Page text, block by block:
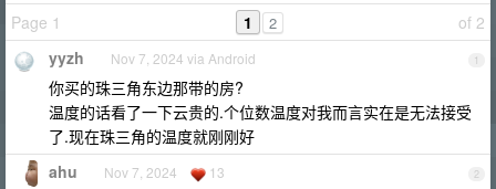
Page 1
of 2
1 2
1
yyzh Nov 7, 2024 via Android
你买的珠三角东边那带的房?
温度的话看了一下云贵的.个位数温度对我而言实在是无法接受
了.现在珠三角的温度就刚刚好
2
ahu Nov 7, 2024 13